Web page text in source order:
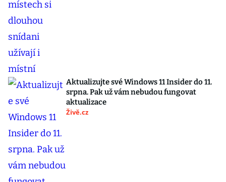
Aktualizujte své Windows 11 Insider do 11.
srpna. Pak už vám nebudou fungovat
aktualizace
Živě.cz